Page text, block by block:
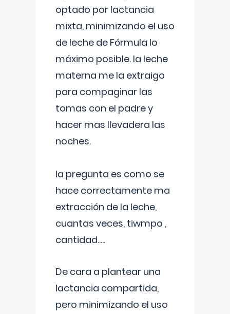
optado por lactancia
mixta, minimizando el uso
de leche de Fórmula lo
máximo posible. la leche
materna me la extraigo
para compaginar las
tomas con el padre y
hacer mas llevadera las
noches.
la pregunta es como se
hace correctamente ma
extracción de la leche,
cuantas veces, tiwmpo ,
cantidad.....
De cara a plantear una
lactancia compartida,
pero minimizando el uso